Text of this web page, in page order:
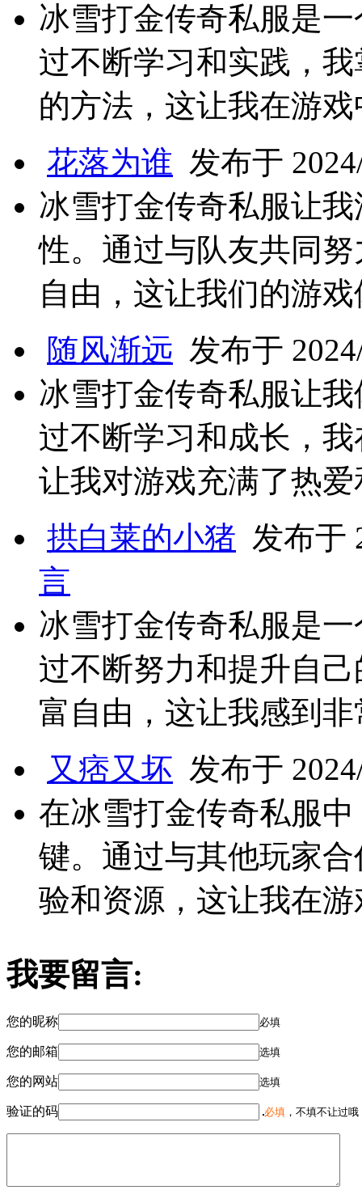
冰雪打金传奇私服是
过不断学习和实践，
的方法，这让我在游
花落为谁 发布于
冰雪打金传奇私服让
性。通过与队友共同
自由，这让我们的游
随风渐远 发布于
冰雪打金传奇私服让
过不断学习和成长，
让我对游戏充满了热
拱白莱的小猪 发布于
言
冰雪打金传奇私服是
过不断努力和提升自
富自由，这让我感到
又痞又坏 发布于
在冰雪打金传奇私服
键。通过与其他玩家
验和资源，这让我在
我要留言:
您的昵称 必填
您的邮箱 选填
您的网站 选填
验证的码 必填 ，不填不让过